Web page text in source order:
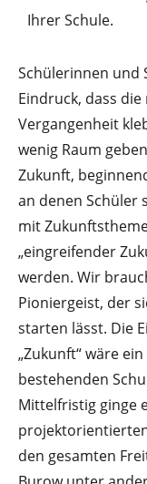
Ihrer Schule.
Schülerinnen und
Eindruck, dass
Vergangenheit
wenig Raum
Zukunft,
an denen Schüler
mit
„eingreifender
werden. Wir
Pioniergeist, der
starten lässt. Die
„Zukunft“ wäre
bestehenden
Mittelfristig ginge
den gesamten